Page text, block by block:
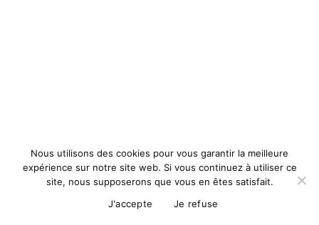
Nous utilisons des cookies pour vous garantir la meilleure
expérience sur notre site web. Si vous continuez à utiliser ce
site, nous supposerons que vous en êtes satisfait.
J'accepte
Je refuse